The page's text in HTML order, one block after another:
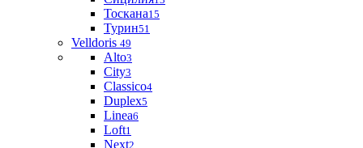
Тоскана15
Турин51
Velldoris 49
Alto3
City3
Classico4
Duplex5
Linea6
Loft1
Next2